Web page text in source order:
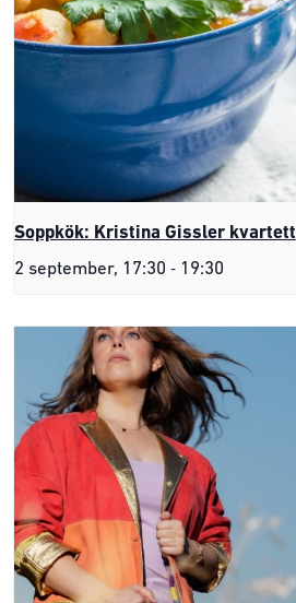
Soppkök: Kristina Gissler kvartett
2 september, 17:30 - 19:30